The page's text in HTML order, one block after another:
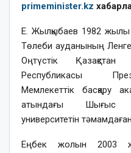
primeminister.kz
Е. Жылқыбаев 1982 жылы
Төлеби ауданының
Оңтүстік Қазақстан
Республикасы
Мемлекеттік басқару
атындағы Шығыс
университетін
Еңбек жолын 2003